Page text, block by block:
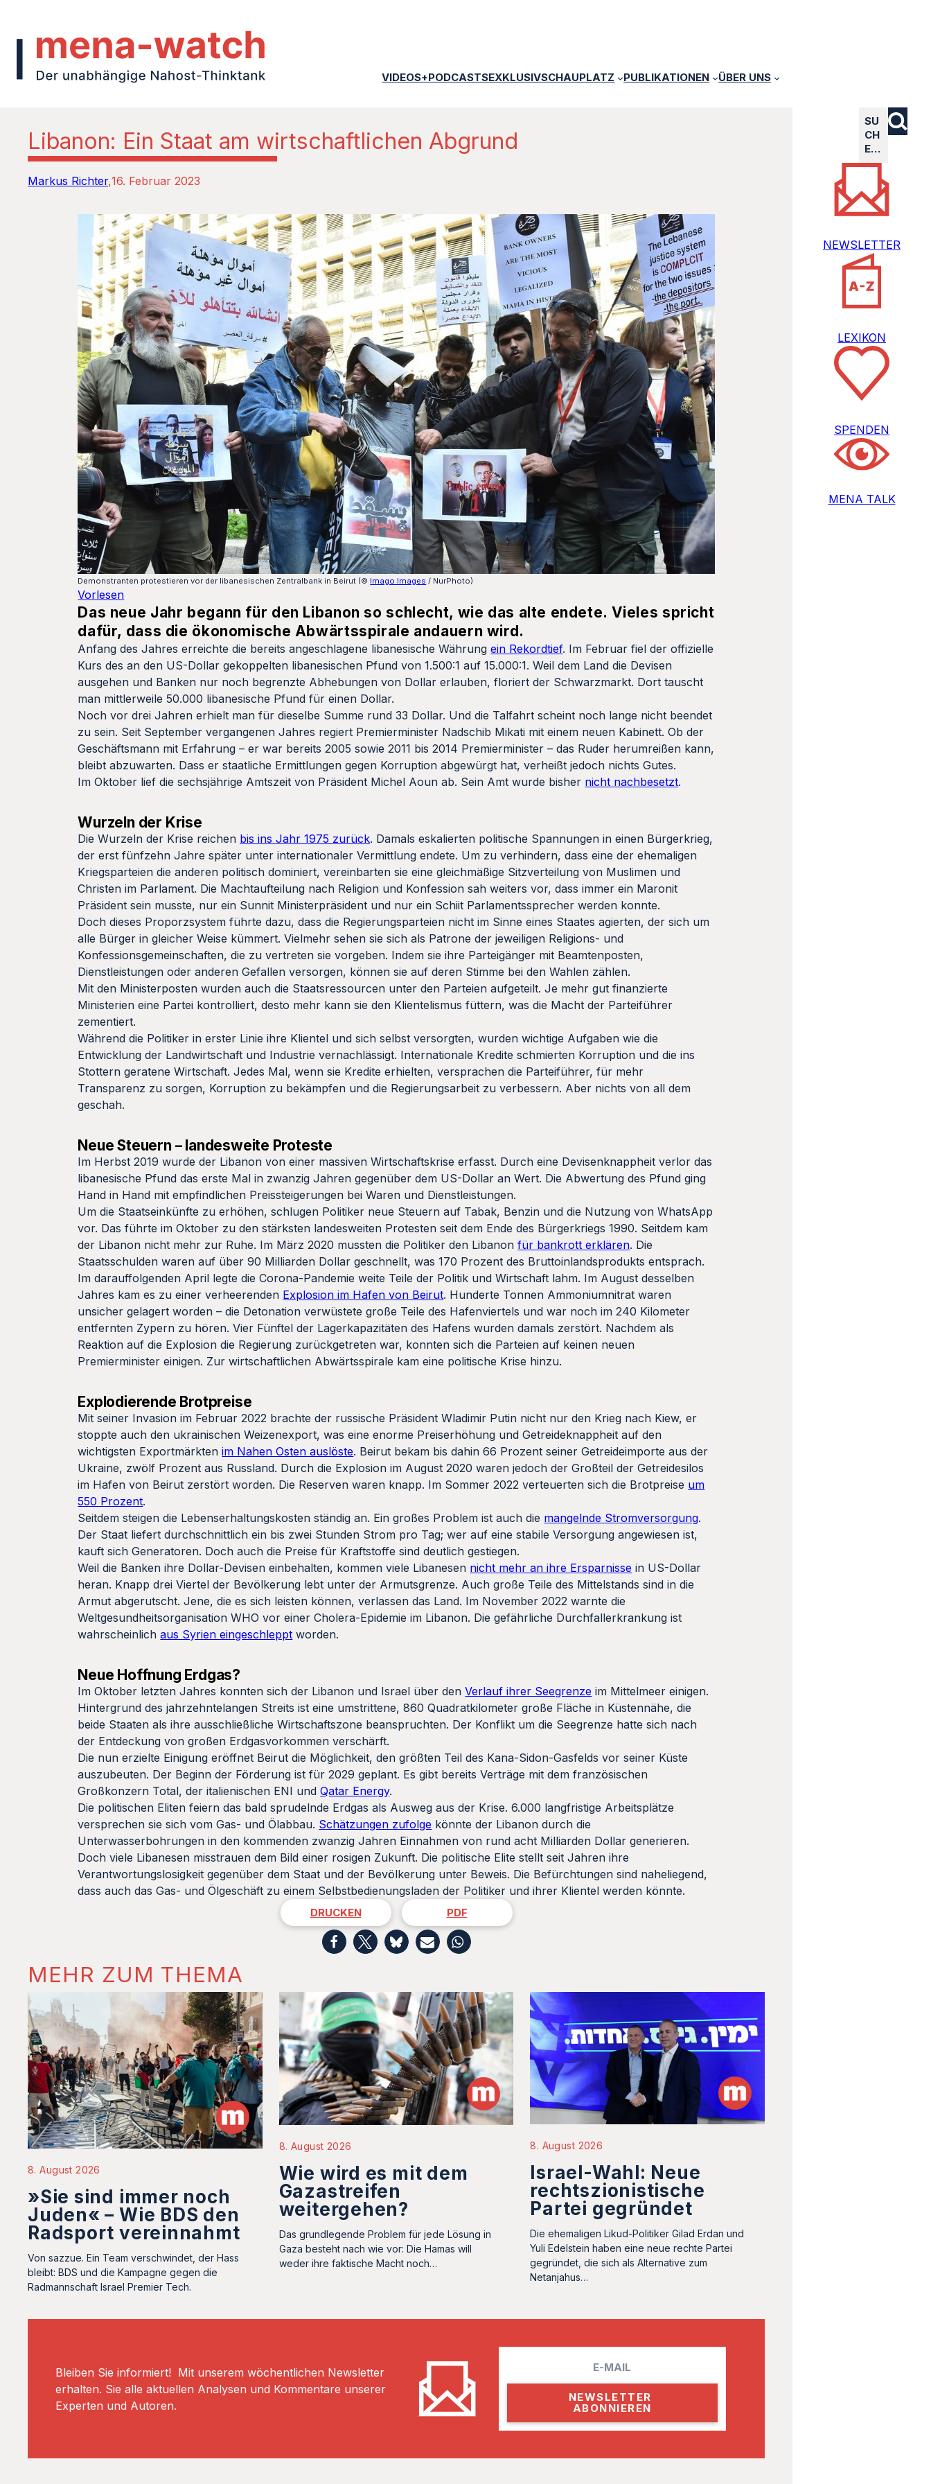
VIDEOS+PODCASTSEXKLUSIVSCHAUPLATZ PUBLIKATIONEN ÜBER UNS
Libanon: Ein Staat am wirtschaftlichen Abgrund
Markus Richter 16. Februar 2023
Demonstranten protestieren vor der libanesischen Zentralbank in Beirut (© Imago Images / NurPhoto)
Vorlesen
Das neue Jahr begann für den Libanon so schlecht, wie das alte endete. Vieles spricht
dafür, dass die ökonomische Abwärtsspirale andauern wird.
Anfang des Jahres erreichte die bereits angeschlagene libanesische Währungein Rekordtief. Im Februar fiel der offizielle
Kurs des an den US-Dollar gekoppelten libanesischen Pfund von 1.500:1 auf 15.000:1. Weil dem Land die Devisen
ausgehen und Banken nur noch begrenzte Abhebungen von Dollar erlauben, floriert der Schwarzmarkt. Dort tauscht
man mittlerweile 50.000 libanesische Pfund für einen Dollar.
Noch vor drei Jahren erhielt man für dieselbe Summe rund 33 Dollar. Und die Talfahrt scheint noch lange nicht beendet
zu sein. Seit September vergangenen Jahres regiert Premierminister Nadschib Mikati mit einem neuen Kabinett. Ob der
Geschäftsmann mit Erfahrung – er war bereits 2005 sowie 2011 bis 2014 Premierminister – das Ruder herumreißen kann,
bleibt abzuwarten. Dass er staatliche Ermittlungen gegen Korruption abgewürgt hat, verheißt jedoch nichts Gutes.
Im Oktober lief die sechsjährige Amtszeit von Präsident Michel Aoun ab. Sein Amt wurde bisher nicht nachbesetzt.
Wurzeln der Krise
Die Wurzeln der Krise reichen bis ins Jahr 1975 zurück. Damals eskalierten politische Spannungen in einen Bürgerkrieg,
der erst fünfzehn Jahre später unter internationaler Vermittlung endete. Um zu verhindern, dass eine der ehemaligen
Kriegsparteien die anderen politisch dominiert, vereinbarten sie eine gleichmäßige Sitzverteilung von Muslimen und
Christen im Parlament. Die Machtaufteilung nach Religion und Konfession sah weiters vor, dass immer ein Maronit
Präsident sein musste, nur ein Sunnit Ministerpräsident und nur ein Schiit Parlamentssprecher werden konnte.
Doch dieses Proporzsystem führte dazu, dass die Regierungsparteien nicht im Sinne eines Staates agierten, der sich um
alle Bürger in gleicher Weise kümmert. Vielmehr sehen sie sich als Patrone der jeweiligen Religions- und
Konfessionsgemeinschaften, die zu vertreten sie vorgeben. Indem sie ihre Parteigänger mit Beamtenposten,
Dienstleistungen oder anderen Gefallen versorgen, können sie auf deren Stimme bei den Wahlen zählen.
Mit den Ministerposten wurden auch die Staatsressourcen unter den Parteien aufgeteilt. Je mehr gut finanzierte
Ministerien eine Partei kontrolliert, desto mehr kann sie den Klientelismus füttern, was die Macht der Parteiführer
zementiert.
Während die Politiker in erster Linie ihre Klientel und sich selbst versorgten, wurden wichtige Aufgaben wie die
Entwicklung der Landwirtschaft und Industrie vernachlässigt. Internationale Kredite schmierten Korruption und die ins
Stottern geratene Wirtschaft. Jedes Mal, wenn sie Kredite erhielten, versprachen die Parteiführer, für mehr
Transparenz zu sorgen, Korruption zu bekämpfen und die Regierungsarbeit zu verbessern. Aber nichts von all dem
geschah.
Neue Steuern – landesweite Proteste
Im Herbst 2019 wurde der Libanon von einer massiven Wirtschaftskrise erfasst. Durch eine Devisenknappheit verlor das
libanesische Pfund das erste Mal in zwanzig Jahren gegenüber dem US-Dollar an Wert. Die Abwertung des Pfund ging
Hand in Hand mit empfindlichen Preissteigerungen bei Waren und Dienstleistungen.
Um die Staatseinkünfte zu erhöhen, schlugen Politiker neue Steuern auf Tabak, Benzin und die Nutzung von WhatsApp
vor. Das führte im Oktober zu den stärksten landesweiten Protesten seit dem Ende des Bürgerkriegs 1990. Seitdem kam
der Libanon nicht mehr zur Ruhe. Im März 2020 mussten die Politiker den Libanonfür bankrott erklären. Die
Staatsschulden waren auf über 90 Milliarden Dollar geschnellt, was 170 Prozent des Bruttoinlandsprodukts entsprach.
Im darauffolgenden April legte die Corona-Pandemie weite Teile der Politik und Wirtschaft lahm. Im August desselben
Jahres kam es zu einer verheerenden Explosion im Hafen von Beirut. Hunderte Tonnen Ammoniumnitrat waren
unsicher gelagert worden – die Detonation verwüstete große Teile des Hafenviertels und war noch im 240 Kilometer
entfernten Zypern zu hören. Vier Fünftel der Lagerkapazitäten des Hafens wurden damals zerstört. Nachdem als
Reaktion auf die Explosion die Regierung zurückgetreten war, konnten sich die Parteien auf keinen neuen
Premierminister einigen. Zur wirtschaftlichen Abwärtsspirale kam eine politische Krise hinzu.
Explodierende Brotpreise
Mit seiner Invasion im Februar 2022 brachte der russische Präsident Wladimir Putin nicht nur den Krieg nach Kiew, er
stoppte auch den ukrainischen Weizenexport, was eine enorme Preiserhöhung und Getreideknappheit auf den
wichtigsten Exportmärktenim Nahen Osten auslöste. Beirut bekam bis dahin 66 Prozent seiner Getreideimporte aus der
Ukraine, zwölf Prozent aus Russland. Durch die Explosion im August 2020 waren jedoch der Großteil der Getreidesilos
im Hafen von Beirut zerstört worden. Die Reserven waren knapp. Im Sommer 2022 verteuerten sich die Brotpreise um
550 Prozent.
Seitdem steigen die Lebenserhaltungskosten ständig an. Ein großes Problem ist auch die mangelnde Stromversorgung.
Der Staat liefert durchschnittlich ein bis zwei Stunden Strom pro Tag; wer auf eine stabile Versorgung angewiesen ist,
kauft sich Generatoren. Doch auch die Preise für Kraftstoffe sind deutlich gestiegen.
Weil die Banken ihre Dollar-Devisen einbehalten, kommen viele Libanesen nicht mehr an ihre Ersparnisse in US-Dollar
heran. Knapp drei Viertel der Bevölkerung lebt unter der Armutsgrenze. Auch große Teile des Mittelstands sind in die
Armut abgerutscht. Jene, die es sich leisten können, verlassen das Land. Im November 2022 warnte die
Weltgesundheitsorganisation WHO vor einer Cholera-Epidemie im Libanon. Die gefährliche Durchfallerkrankung ist
wahrscheinlichaus Syrien eingeschleppt worden.
Neue Hoffnung Erdgas?
Im Oktober letzten Jahres konnten sich der Libanon und Israel über denVerlauf ihrer Seegrenze im Mittelmeer einigen.
Hintergrund des jahrzehntelangen Streits ist eine umstrittene, 860 Quadratkilometer große Fläche in Küstennähe, die
beide Staaten als ihre ausschließliche Wirtschaftszone beanspruchten. Der Konflikt um die Seegrenze hatte sich nach
der Entdeckung von großen Erdgasvorkommen verschärft.
Die nun erzielte Einigung eröffnet Beirut die Möglichkeit, den größten Teil des Kana-Sidon-Gasfelds vor seiner Küste
auszubeuten. Der Beginn der Förderung ist für 2029 geplant. Es gibt bereits Verträge mit dem französischen
Großkonzern Total, der italienischen ENI undQatar Energy.
Die politischen Eliten feiern das bald sprudelnde Erdgas als Ausweg aus der Krise. 6.000 langfristige Arbeitsplätze
versprechen sie sich vom Gas- und Ölabbau. Schätzungen zufolge könnte der Libanon durch die
Unterwasserbohrungen in den kommenden zwanzig Jahren Einnahmen von rund acht Milliarden Dollar generieren.
Doch viele Libanesen misstrauen dem Bild einer rosigen Zukunft. Die politische Elite stellt seit Jahren ihre
Verantwortungslosigkeit gegenüber dem Staat und der Bevölkerung unter Beweis. Die Befürchtungen sind naheliegend,
dass auch das Gas- und Ölgeschäft zu einem Selbstbedienungsladen der Politiker und ihrer Klientel werden könnte.
DRUCKEN PDF
MEHR ZUM THEMA
8. August 2026
»Sie sind immer noch
Juden« – Wie BDS den
Radsport vereinnahmt
Von sazzue. Ein Team verschwindet, der Hass
bleibt: BDS und die Kampagne gegen die
Radmannschaft Israel Premier Tech.
8. August 2026
Wie wird es mit dem
Gazastreifen
weitergehen?
Das grundlegende Problem für jede Lösung in
Gaza besteht nach wie vor: Die Hamas will
weder ihre faktische Macht noch…
8. August 2026
Israel-Wahl: Neue
rechtszionistische
Partei gegründet
Die ehemaligen Likud-Politiker Gilad Erdan und
Yuli Edelstein haben eine neue rechte Partei
gegründet, die sich als Alternative zum
Netanjahus…
Bleiben Sie informiert! Mit unserem wöchentlichen Newsletter
erhalten. Sie alle aktuellen Analysen und Kommentare unserer
Experten und Autoren.
l
SU
CH
E…
NEWSLETTER
LEXIKON
SPENDEN
MENA TALK